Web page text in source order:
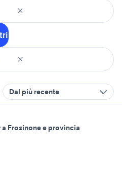
Dal più recente
Frosinone e provincia